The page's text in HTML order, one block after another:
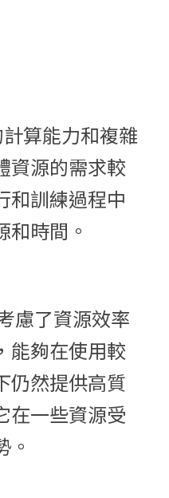
算能力和複雜
資源的需求較
和訓練過程中
和時間。
慮了資源效率
能夠在使用較
仍然提供高質
在一些資源受
。